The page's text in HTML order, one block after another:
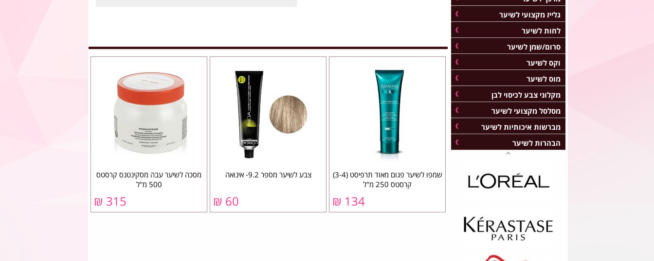
שמפו לשיער פגום מאוד תרפיסט (3-4)
קרסטס 250 מ"ל
134 ₪
צבע לשיער מספר 9.2- אינואה
60 ₪
מסכה לשיער עבה מסקינטנס קרסטס
500 מ"ל
315 ₪
גלייז מקצועי לשיער
לחות לשיער
סרום/שמן לשיער
וקס לשיער
מוס לשיער
מקלוני צבע לכיסוי לבן
מסלסל מקצועי לשיער
מברשות איכותיות לשיער
הבהרות לשיער